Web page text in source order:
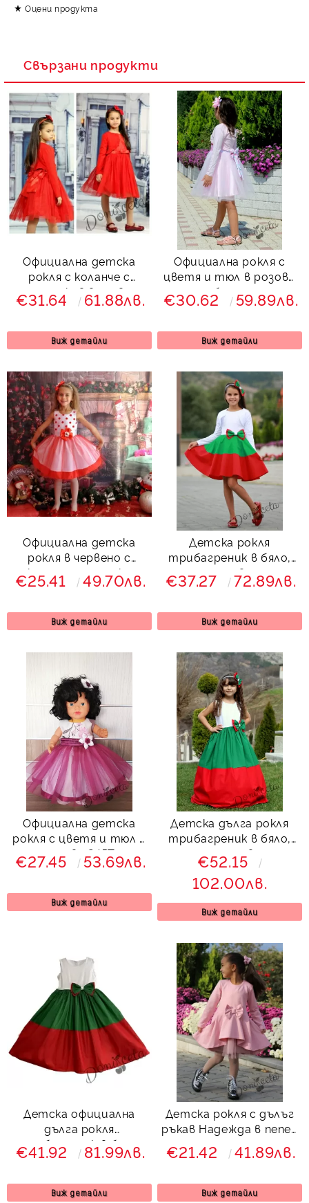
Оцени продукта
Свързани продукти
Официална детска
рокля с коланче с
дълъг ръкав в червено
с дантела и тюл с
€31.64 61.88лв.
Виж детайли
Официална рокля с
цветя и тюл в розово
с болеро
€30.62 59.89лв.
Виж детайли
Официална детска
рокля в червено с
коледна панделка
€25.41 49.70лв.
Виж детайли
Детска рокля
трибагреник в бяло,
зелено и червено тип
клош с болеро в бяло
€37.27 72.89лв.
Виж детайли
Официална детска
рокля с цветя и тюл в
лилаво 245Т
€27.45 53.69лв.
Виж детайли
Детска дълга рокля
трибагреник в бяло,
зелено и червено с
пола с обръчи
€52.15
102.00лв.
Виж детайли
Детска официална
дълга рокля
трибагреник в бяло,
зелено и червено
€41.92 81.99лв.
Виж детайли
Детска рокля с дълъг
ръкав Надежда в пепел
от рози с тюл
€21.42 41.89лв.
Виж детайли